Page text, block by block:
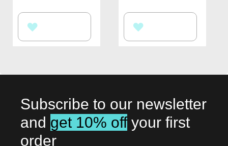
K K
Subscribe to our newsletter
and get 10% off your first
order